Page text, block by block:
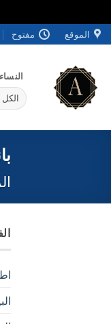
تخطي
للمحتوى
الموقع مفتوح
النساء